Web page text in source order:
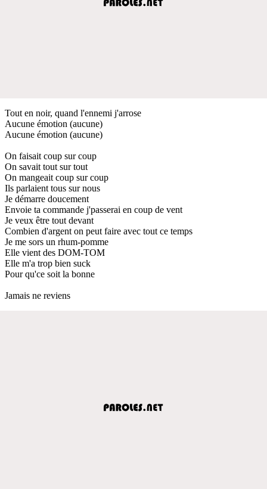
Tout en noir, quand l'ennemi j'arrose
Aucune émotion (aucune)
Aucune émotion (aucune)
On faisait coup sur coup
On savait tout sur tout
On mangeait coup sur coup
Ils parlaient tous sur nous
Je démarre doucement
Envoie ta commande j'passerai en coup de vent
Je veux être tout devant
Combien d'argent on peut faire avec tout ce temps
Je me sors un rhum-pomme
Elle vient des DOM-TOM
Elle m'a trop bien suck
Pour qu'ce soit la bonne
Jamais ne reviens